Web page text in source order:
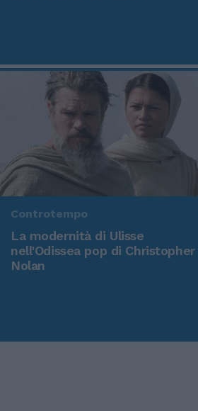
Controtempo
La modernità di Ulisse
nell'Odissea pop di Christopher
Nolan